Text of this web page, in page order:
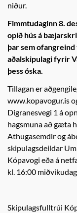
niður.
Fimmtudaginn 8.
opið hús á
þar sem
aðalskipulagi fyrir
þess óska.
Tillagan er
www.kopavogur.is
Digranesvegi 1 á
hagsmuna að gæta
Athugasemdir og
skipulagsdeildar
Kópavogi eða á
kl. 16:00
Skipulagsfulltrúi